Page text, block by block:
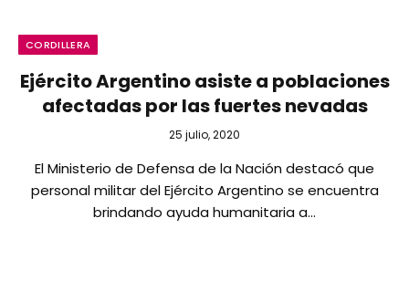
CORDILLERA
Ejército Argentino asiste a poblaciones
afectadas por las fuertes nevadas
25 julio, 2020
El Ministerio de Defensa de la Nación destacó que
personal militar del Ejército Argentino se encuentra
brindando ayuda humanitaria a…